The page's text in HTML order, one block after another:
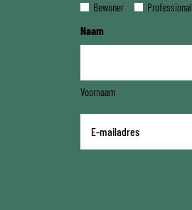
Bewoner Professional
Naam
Voornaam
mailadres